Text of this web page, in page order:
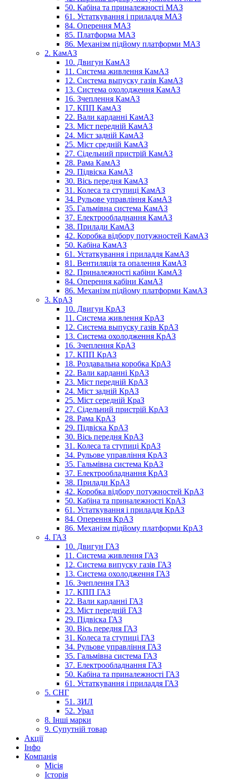
50. Кабіна та приналежності МАЗ
61. Устаткування і приладдя МАЗ
84. Оперення МАЗ
85. Платформа МАЗ
86. Механізм підйому платформи МАЗ
2. КамАЗ
10. Двигун КамАЗ
11. Система живлення КамАЗ
12. Система выпуску газів КамАЗ
13. Система охолодження КамАЗ
16. Зчеплення КамАЗ
17. КПП КамАЗ
22. Вали карданні КамАЗ
23. Міст передній КамАЗ
24. Міст задній КамАЗ
25. Міст средній КамАЗ
27. Сідельний пристрій КамАЗ
28. Рама КамАЗ
29. Підвіска КамАЗ
30. Вісь передня КамАЗ
31. Колеса та ступиці КамАЗ
34. Рульове управління КамАЗ
35. Гальмівна система КамАЗ
37. Електрообладнання КамАЗ
38. Прилади КамАЗ
42. Коробка відбору потужностей КамАЗ
50. Кабіна КамАЗ
61. Устаткування і приладдя КамАЗ
81. Вентиляція та опалення КамАЗ
82. Приналежності кабіни КамАЗ
84. Оперення кабіни КамАЗ
86. Механізм підйому платформи КамАЗ
3. КрАЗ
10. Двигун КрАЗ
11. Система живлення КрАЗ
12. Система выпуску газів КрАЗ
13. Система охолодження КрАЗ
16. Зчеплення КрАЗ
17. КПП КрАЗ
18. Роздавальна коробка КрАЗ
22. Вали карданні КрАЗ
23. Міст передній КрАЗ
24. Міст задній КрАЗ
25. Міст середній КраЗ
27. Сідельний пристрій КрАЗ
28. Рама КрАЗ
29. Підвіска КрАЗ
30. Вісь передня КрАЗ
31. Колеса та ступиці КрАЗ
34. Рульове управління КрАЗ
35. Гальмівна система КрАЗ
37. Електрообладнання КрАЗ
38. Прилади КрАЗ
42. Коробка відбору потужностей КрАЗ
50. Кабіна та приналежності КрАЗ
61. Устаткування і приладдя КрАЗ
84. Оперення КрАЗ
86. Механізм підйому платформи КрАЗ
4. ГАЗ
10. Двигун ГАЗ
11. Система живлення ГАЗ
12. Система випуску газів ГАЗ
13. Система охолодження ГАЗ
16. Зчеплення ГАЗ
17. КПП ГАЗ
22. Вали карданні ГАЗ
23. Міст передній ГАЗ
29. Підвіска ГАЗ
30. Вісь передня ГАЗ
31. Колеса та ступиці ГАЗ
34. Рульове управління ГАЗ
35. Гальмівна система ГАЗ
37. Електрообладнання ГАЗ
50. Кабіна та приналежності ГАЗ
61. Устаткування і приладдя ГАЗ
5. СНГ
51. ЗИЛ
52. Урал
8. Інші марки
9. Супутній товар
Акції
Інфо
Компанія
Місія
Історія